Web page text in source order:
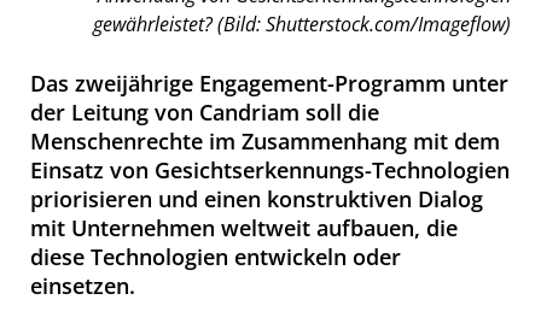
gewährleistet? (Bild: Shutterstock.com/Imageflow)
Das zweijährige Engagement-Programm unter
der Leitung von Candriam soll die
Menschenrechte im Zusammenhang mit dem
Einsatz von Gesichtserkennungs-Technologien
priorisieren und einen konstruktiven Dialog
mit Unternehmen weltweit aufbauen, die
diese Technologien entwickeln oder
einsetzen.